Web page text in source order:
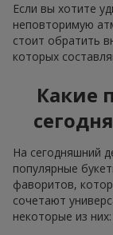
Если вы хотите
неповторимую
стоит обратить
которых
Какие
На сегодняшний
популярные
фаворитов,
сочетают
некоторые из них: